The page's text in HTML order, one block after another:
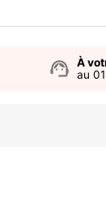
support_agent
À
au